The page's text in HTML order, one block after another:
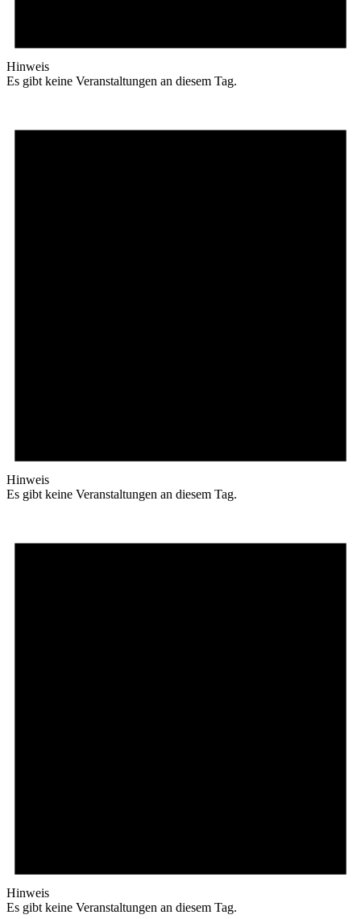
Hinweis
Es gibt keine Veranstaltungen an diesem Tag.
Hinweis
Es gibt keine Veranstaltungen an diesem Tag.
Hinweis
Es gibt keine Veranstaltungen an diesem Tag.